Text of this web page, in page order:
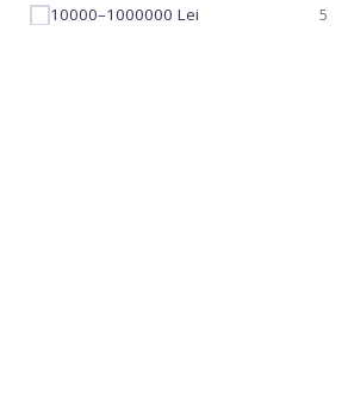
10000–1000000 Lei 5